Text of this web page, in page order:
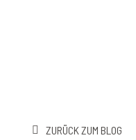
ZURÜCK ZUM BLOG